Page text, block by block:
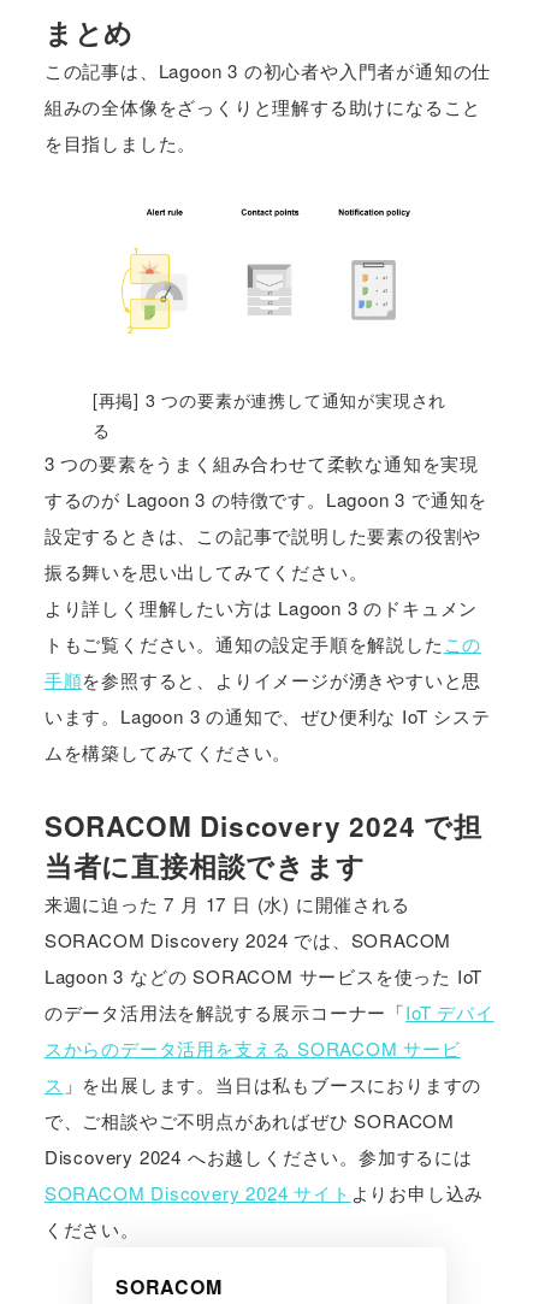
まとめ
この記事は、Lagoon 3 の初心者や入門者が通知の仕
組みの全体像をざっくりと理解する助けになること
を目指しました。
[再掲] 3 つの要素が連携して通知が実現され
る
3 つの要素をうまく組み合わせて柔軟な通知を実現
するのが Lagoon 3 の特徴です。Lagoon 3 で通知を
設定するときは、この記事で説明した要素の役割や
振る舞いを思い出してみてください。
より詳しく理解したい方は Lagoon 3 のドキュメン
トもご覧ください。通知の設定手順を解説した この
手順を参照すると、よりイメージが湧きやすいと思
います。Lagoon 3 の通知で、ぜひ便利な IoT システ
ムを構築してみてください。
SORACOM Discovery 2024 で担
当者に直接相談できます
来週に迫った 7 月 17 日 (水) に開催される
SORACOM Discovery 2024 では、SORACOM
Lagoon 3 などの SORACOM サービスを使った IoT
のデータ活用法を解説する展示コーナー「IoT デバイ
スからのデータ活用を支える SORACOM サービ
ス 」を出展します。当日は私もブースにおりますの
で、ご相談やご不明点があればぜひ SORACOM
Discovery 2024 へお越しください。参加するには
SORACOM Discovery 2024 サイト よりお申し込み
ください。
SORACOM